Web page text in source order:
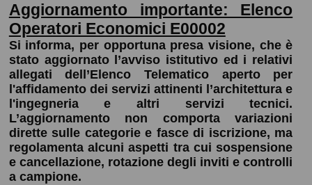
Aggiornamento importante: Elenco
Operatori Economici E00002
Si informa, per opportuna presa visione, che è
stato aggiornato l’avviso istitutivo ed i relativi
allegati dell’Elenco Telematico aperto per
l'affidamento dei servizi attinenti l’architettura e
l'ingegneria e altri servizi tecnici.
L’aggiornamento non comporta variazioni
dirette sulle categorie e fasce di iscrizione, ma
regolamenta alcuni aspetti tra cui sospensione
e cancellazione, rotazione degli inviti e controlli
a campione.